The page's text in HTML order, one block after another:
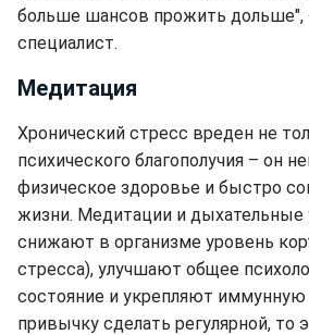
больше шансов прожить дольше",
специалист.
Медитация
Хронический стресс вреден не
психического благополучия – он
физическое здоровье и быстро
жизни. Медитации и дыхательные
снижают в организме уровень
стресса), улучшают общее
состояние и укрепляют иммунную
привычку сделать регулярной, то